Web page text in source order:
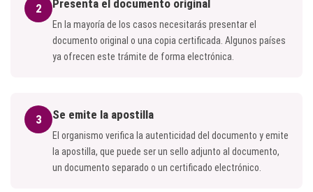
2 Presenta el documento original
En la mayoría de los casos necesitarás presentar el
documento original o una copia certificada. Algunos países
ya ofrecen este trámite de forma electrónica.
3 Se emite la apostilla
El organismo verifica la autenticidad del documento y emite
la apostilla, que puede ser un sello adjunto al documento,
un documento separado o un certificado electrónico.